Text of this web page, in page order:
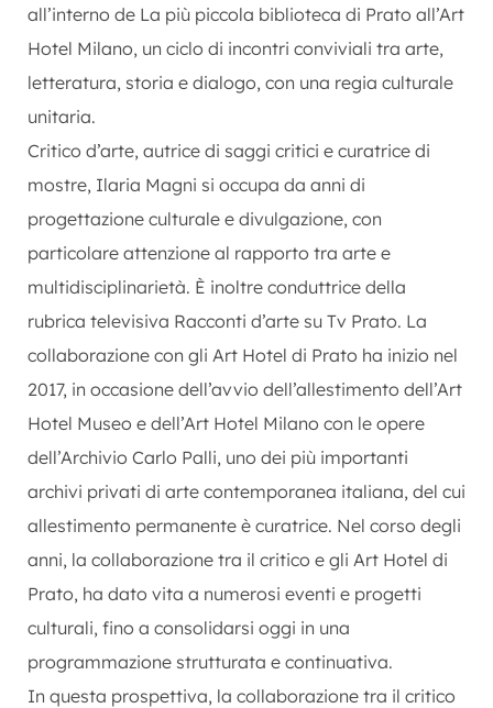
all’interno de La più piccola biblioteca di Prato all’Art
Hotel Milano, un ciclo di incontri conviviali tra arte,
letteratura, storia e dialogo, con una regia culturale
unitaria.
Critico d’arte, autrice di saggi critici e curatrice di
mostre, Ilaria Magni si occupa da anni di
progettazione culturale e divulgazione, con
particolare attenzione al rapporto tra arte e
multidisciplinarietà. È inoltre conduttrice della
rubrica televisiva Racconti d’arte su Tv Prato. La
collaborazione con gli Art Hotel di Prato ha inizio nel
2017, in occasione dell’avvio dell’allestimento dell’Art
Hotel Museo e dell’Art Hotel Milano con le opere
dell’Archivio Carlo Palli, uno dei più importanti
archivi privati di arte contemporanea italiana, del cui
allestimento permanente è curatrice. Nel corso degli
anni, la collaborazione tra il critico e gli Art Hotel di
Prato, ha dato vita a numerosi eventi e progetti
culturali, fino a consolidarsi oggi in una
programmazione strutturata e continuativa.
In questa prospettiva, la collaborazione tra il critico